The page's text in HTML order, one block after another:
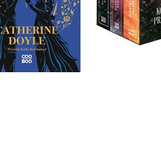
Do košíku
599 Kč
479 Kč
Do